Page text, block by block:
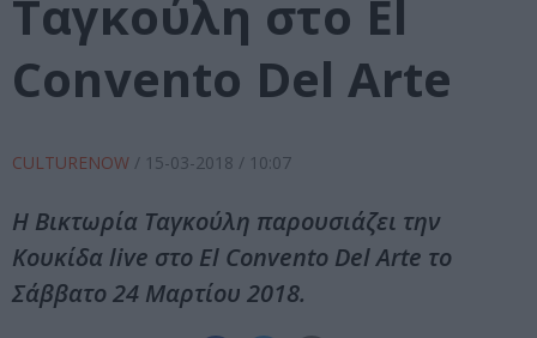
Ταγκούλη στο El
Convento Del Arte
CULTURENOW / 15-03-2018 / 10:07
Η Βικτωρία Ταγκούλη παρουσιάζει την
Κουκίδα live στο El Convento Del Arte το
Σάββατο 24 Μαρτίου 2018.